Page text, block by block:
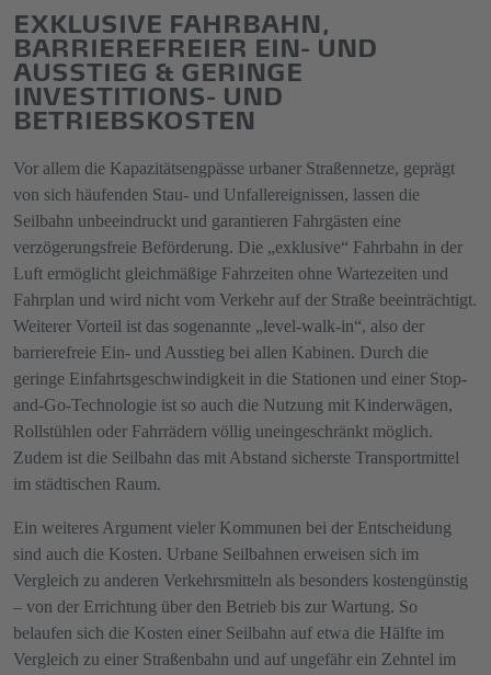
EXKLUSIVE FAHRBAHN,
BARRIEREFREIER EIN- UND
AUSSTIEG & GERINGE
INVESTITIONS- UND
BETRIEBSKOSTEN
Vor allem die Kapazitätsengpässe urbaner Straßennetze, geprägt
von sich häufenden Stau- und Unfallereignissen, lassen die
Seilbahn unbeeindruckt und garantieren Fahrgästen eine
verzögerungsfreie Beförderung. Die „exklusive“ Fahrbahn in der
Luft ermöglicht gleichmäßige Fahrzeiten ohne Wartezeiten und
Fahrplan und wird nicht vom Verkehr auf der Straße beeinträchtigt.
Weiterer Vorteil ist das sogenannte „level-walk-in“, also der
barrierefreie Ein- und Ausstieg bei allen Kabinen. Durch die
geringe Einfahrtsgeschwindigkeit in die Stationen und einer Stop-
and-Go-Technologie ist so auch die Nutzung mit Kinderwägen,
Rollstühlen oder Fahrrädern völlig uneingeschränkt möglich.
Zudem ist die Seilbahn das mit Abstand sicherste Transportmittel
im städtischen Raum.
Ein weiteres Argument vieler Kommunen bei der Entscheidung
sind auch die Kosten. Urbane Seilbahnen erweisen sich im
Vergleich zu anderen Verkehrsmitteln als besonders kostengünstig
– von der Errichtung über den Betrieb bis zur Wartung. So
belaufen sich die Kosten einer Seilbahn auf etwa die Hälfte im
Vergleich zu einer Straßenbahn und auf ungefähr ein Zehntel im